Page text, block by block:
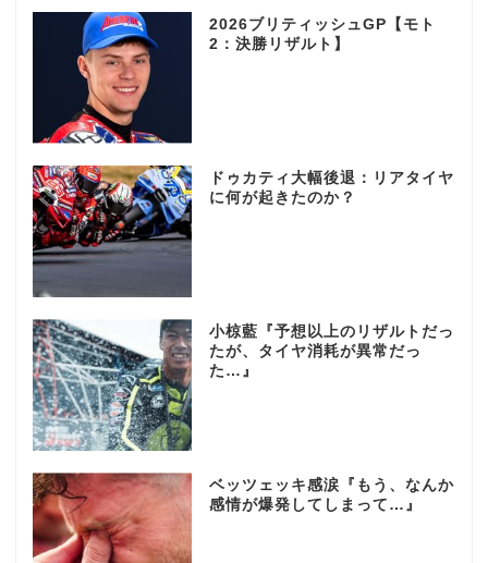
2026ブリティッシュGP【モト
2：決勝リザルト】
ドゥカティ大幅後退：リアタイヤ
に何が起きたのか？
小椋藍『予想以上のリザルトだっ
たが、タイヤ消耗が異常だっ
た…』
ベッツェッキ感涙『もう、なんか
感情が爆発してしまって…』